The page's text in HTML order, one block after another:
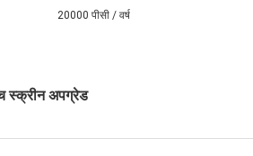
20000 पीसी / वर्ष
स्क्रीन अपग्रेड